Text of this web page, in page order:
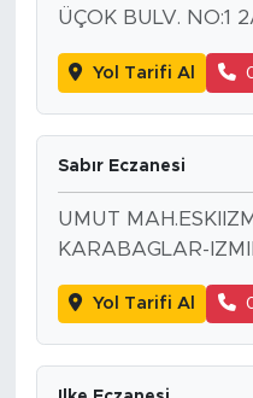
ÜÇOK BULV. NO:1
Yol Tarifi Al
Sabır Eczanesi
UMUT
KARABAGLAR-
Yol Tarifi Al